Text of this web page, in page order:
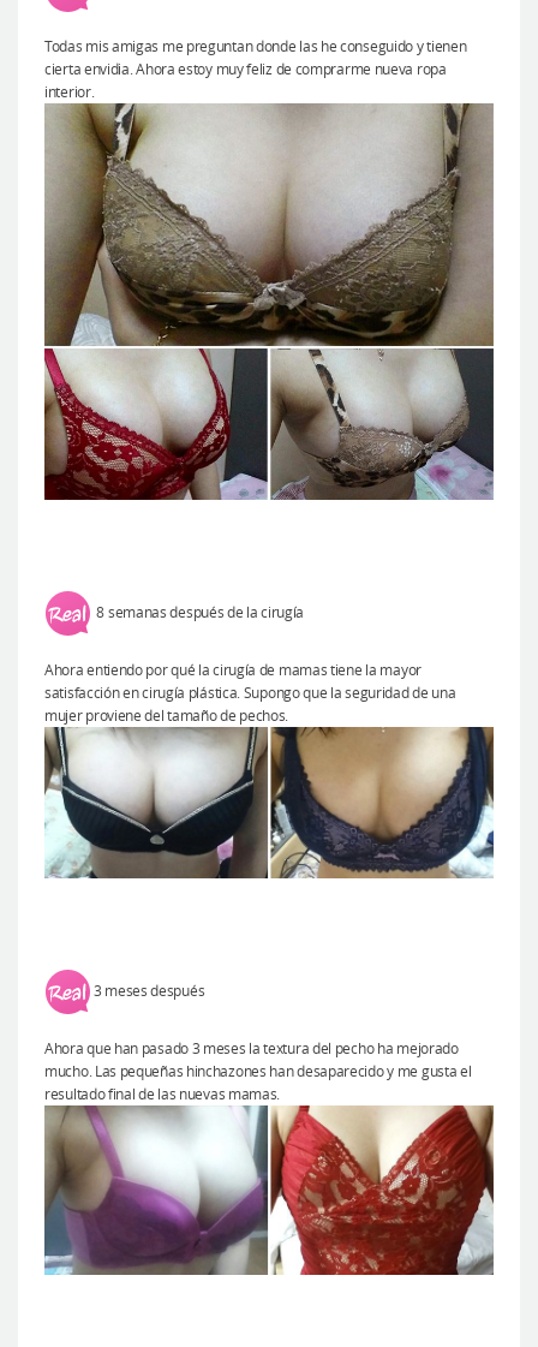
Todas mis amigas me preguntan donde las he conseguido y tienen
cierta envidia. Ahora estoy muy feliz de comprarme nueva ropa
interior.
8 semanas después de la cirugía
Ahora entiendo por qué la cirugía de mamas tiene la mayor
satisfacción en cirugía plástica. Supongo que la seguridad de una
mujer proviene del tamaño de pechos.
3 meses después
Ahora que han pasado 3 meses la textura del pecho ha mejorado
mucho. Las pequeñas hinchazones han desaparecido y me gusta el
resultado final de las nuevas mamas.